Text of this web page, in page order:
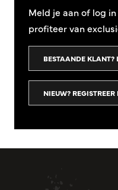
Meld je aan of log
profiteer van
BESTAANDE KLANT?
NIEUW? REGISTREER